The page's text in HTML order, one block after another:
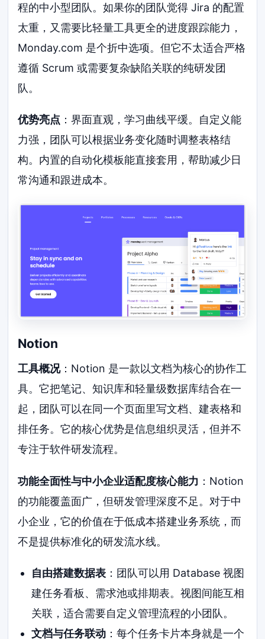
程的中小型团队。如果你的团队觉得 Jira 的配置
太重，又需要比轻量工具更全的进度跟踪能力，
Monday.com 是个折中选项。但它不太适合严格
遵循 Scrum 或需要复杂缺陷关联的纯研发团
队。
优势亮点 ：界面直观，学习曲线平缓。自定义能
力强，团队可以根据业务变化随时调整表格结
构。内置的自动化模板能直接套用，帮助减少日
常沟通和跟进成本。
Notion
工具概况：Notion 是一款以文档为核心的协作工
具。它把笔记、知识库和轻量级数据库结合在一
起，团队可以在同一个页面里写文档、建表格和
排任务。它的核心优势是信息组织灵活，但并不
专注于软件研发流程。
功能全面性与中小企业适配度核心能力 ：Notion
的功能覆盖面广，但研发管理深度不足。对于中
小企业，它的价值在于低成本搭建业务系统，而
不是提供标准化的研发流水线。
自由搭建数据表：团队可以用 Database 视图
建任务看板、需求池或排期表。视图间能互相
关联，适合需要自定义管理流程的小团队。
文档与任务联动：每个任务卡片本身就是一个